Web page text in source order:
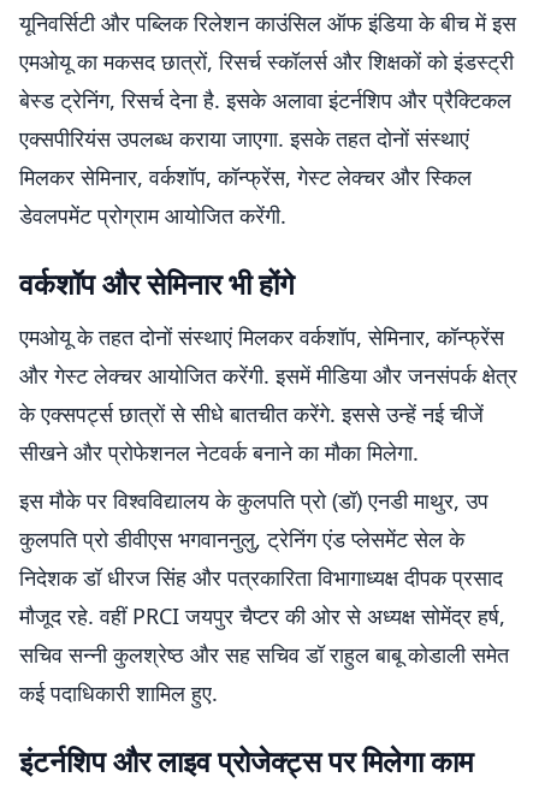
यूनिवर्सिटी और पब्लिक रिलेशन काउंसिल ऑफ इंडिया के बीच में इस
एमओयू का मकसद छात्रों, रिसर्च स्कॉलर्स और शिक्षकों को इंडस्ट्री
बेस्ड ट्रेनिंग, रिसर्च देना है. इसके अलावा इंटर्नशिप और प्रैक्टिकल
एक्सपीरियंस उपलब्ध कराया जाएगा. इसके तहत दोनों संस्थाएं
मिलकर सेमिनार, वर्कशॉप, कॉन्फ्रेंस, गेस्ट लेक्चर और स्किल
डेवलपमेंट प्रोग्राम आयोजित करेंगी.
वर्कशॉप और सेमिनार भी होंगे
एमओयू के तहत दोनों संस्थाएं मिलकर वर्कशॉप, सेमिनार, कॉन्फ्रेंस
और गेस्ट लेक्चर आयोजित करेंगी. इसमें मीडिया और जनसंपर्क क्षेत्र
के एक्सपर्ट्स छात्रों से सीधे बातचीत करेंगे. इससे उन्हें नई चीजें
सीखने और प्रोफेशनल नेटवर्क बनाने का मौका मिलेगा.
इस मौके पर विश्वविद्यालय के कुलपति प्रो (डॉ) एनडी माथुर, उप
कुलपति प्रो डीवीएस भगवाननुलु, ट्रेनिंग एंड प्लेसमेंट सेल के
निदेशक डॉ धीरज सिंह और पत्रकारिता विभागाध्यक्ष दीपक प्रसाद
मौजूद रहे. वहीं PRCI जयपुर चैप्टर की ओर से अध्यक्ष सोमेंद्र हर्ष,
सचिव सन्नी कुलश्रेष्ठ और सह सचिव डॉ राहुल बाबू कोडाली समेत
कई पदाधिकारी शामिल हुए.
इंटर्नशिप और लाइव प्रोजेक्ट्स पर मिलेगा काम